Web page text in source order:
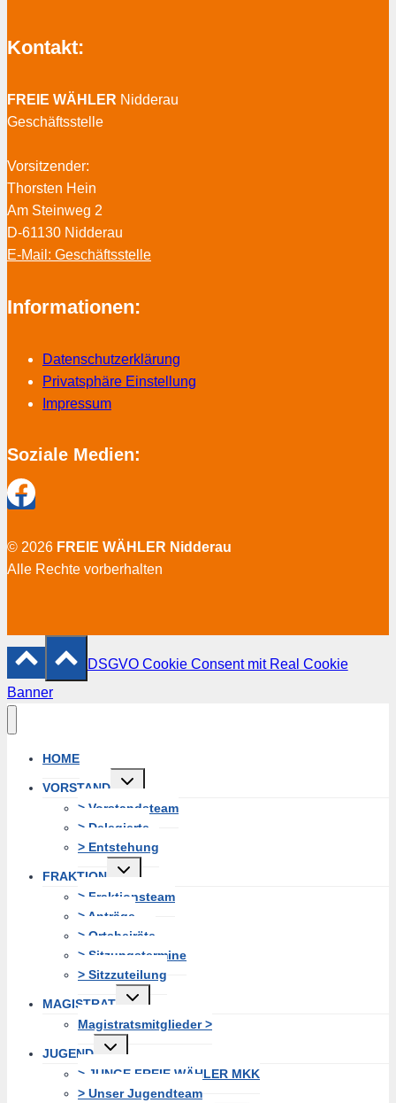
Kontakt:
FREIE WÄHLER Nidderau
Geschäftsstelle
Vorsitzender:
Thorsten Hein
Am Steinweg 2
D-61130 Nidderau
E-Mail: Geschäftsstelle
Informationen:
Datenschutzerklärung
Privatsphäre Einstellung
Impressum
Soziale Medien:
© 2026 FREIE WÄHLER Nidderau
Alle Rechte vorberhalten
DSGVO Cookie Consent mit Real Cookie
Banner
HOME
VORSTAND
Untermenü
erweitern
> Vorstandsteam
> Delegierte
> Entstehung
FRAKTION
Untermenü
erweitern
> Fraktionsteam
> Anträge
> Ortsbeiräte
> Sitzungstermine
> Sitzzuteilung
MAGISTRAT
Untermenü
erweitern
Magistratsmitglieder >
JUGEND
Untermenü
erweitern
> JUNGE FREIE WÄHLER MKK
> Unser Jugendteam